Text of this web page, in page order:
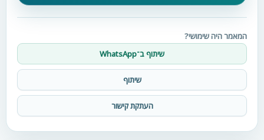
המאמר היה שימושי?
שיתוף ב־WhatsApp
שיתוף
העתקת קישור